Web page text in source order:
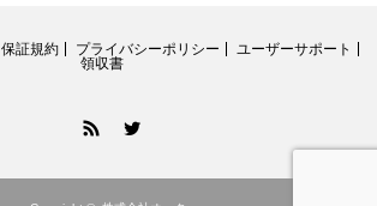
保証規約 プライバシーポリシー
ユーザーサポート
領収書